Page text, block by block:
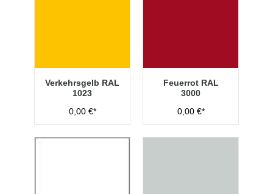
Verkehrsgelb RAL
1023
0,00 €*
Feuerrot RAL
3000
0,00 €*